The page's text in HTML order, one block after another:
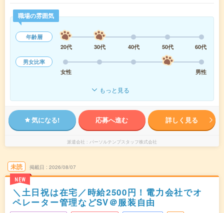
職場の雰囲気
年齢層
20代
30代 40代 50代
60代
男女比率
女性
男性
もっと見る
気になる! 応募へ進む 詳しく見る
派遣会社 パーソルテンプスタッフ株式会社
未読
NEW
掲載日 2026/08/07
＼土日祝は在宅／時給2500円！電力会社でオ
ペレーター管理などSV＠服装自由